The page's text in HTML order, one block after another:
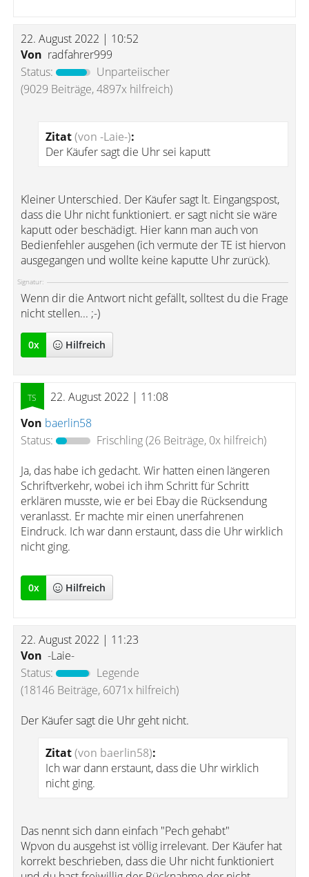
22. August 2022 | 10:52
Von radfahrer999
Status:
Unparteiischer
(9029 Beiträge, 4897x hilfreich)
Zitat(von -Laie-):
Der Käufer sagt die Uhr sei kaputt
Kleiner Unterschied. Der Käufer sagt lt. Eingangspost,
dass die Uhr nicht funktioniert. er sagt nicht sie wäre
kaputt oder beschädigt. Hier kann man auch von
Bedienfehler ausgehen (ich vermute der TE ist hiervon
ausgegangen und wollte keine kaputte Uhr zurück).
Signatur:
Wenn dir die Antwort nicht gefällt, solltest du die Frage
nicht stellen... ;-)
0x Hilfreich
22. August 2022 | 11:08
Von baerlin58
Status:
Frischling(26 Beiträge, 0x hilfreich)
Ja, das habe ich gedacht. Wir hatten einen längeren
Schriftverkehr, wobei ich ihm Schritt für Schritt
erklären musste, wie er bei Ebay die Rücksendung
veranlasst. Er machte mir einen unerfahrenen
Eindruck. Ich war dann erstaunt, dass die Uhr wirklich
nicht ging.
0x Hilfreich
22. August 2022 | 11:23
Von -Laie-
Status:
Legende
(18146 Beiträge, 6071x hilfreich)
Der Käufer sagt die Uhr geht nicht.
Zitat(von baerlin58):
Ich war dann erstaunt, dass die Uhr wirklich
nicht ging.
Das nennt sich dann einfach "Pech gehabt"
Wpvon du ausgehst ist völlig irrelevant. Der Käufer hat
korrekt beschrieben, dass die Uhr nicht funktioniert